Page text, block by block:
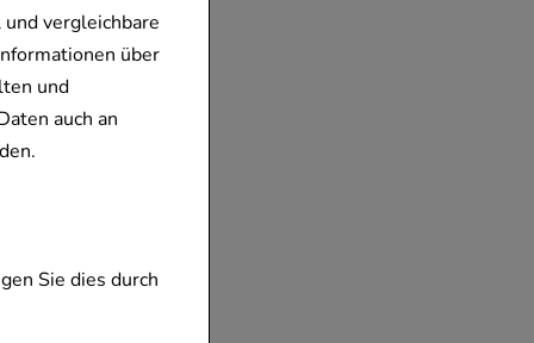
vergleichbare
über
und
auch an
Sie dies durch